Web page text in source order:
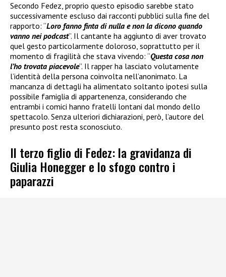
Secondo Fedez, proprio questo episodio sarebbe stato
successivamente escluso dai racconti pubblici sulla fine del
rapporto: “Loro fanno finta di nulla e non la dicono quando
vanno nei podcast”. Il cantante ha aggiunto di aver trovato
quel gesto particolarmente doloroso, soprattutto per il
momento di fragilità che stava vivendo: “Questa cosa non
l’ho trovata piacevole”. Il rapper ha lasciato volutamente
l’identità della persona coinvolta nell’anonimato. La
mancanza di dettagli ha alimentato soltanto ipotesi sulla
possibile famiglia di appartenenza, considerando che
entrambi i comici hanno fratelli lontani dal mondo dello
spettacolo. Senza ulteriori dichiarazioni, però, l’autore del
presunto post resta sconosciuto.
Il terzo figlio di Fedez: la gravidanza di
Giulia Honegger e lo sfogo contro i
paparazzi